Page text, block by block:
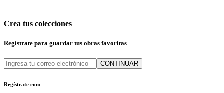
Crea tus colecciones
Regístrate para guardar tus obras favoritas
CONTINUAR
Regístrate con: